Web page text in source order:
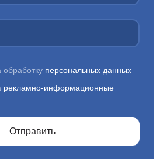
персональных данных
рекламно-информационные
Отправить